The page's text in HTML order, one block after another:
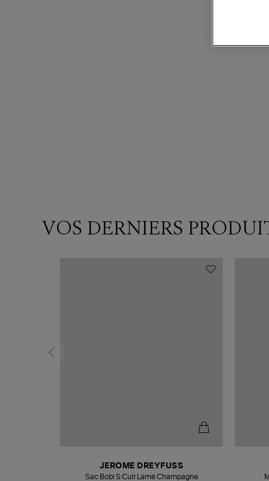
VOS DERNIERS
JEROME DREYFUSS
Sac Bobi S Cuir Lamé Champagne